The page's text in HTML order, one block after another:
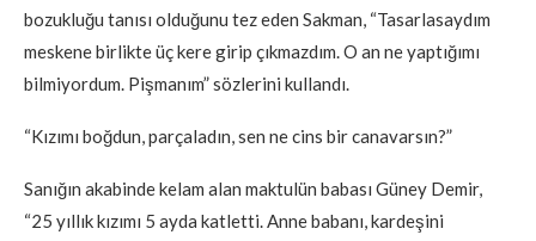
bozukluğu tanısı olduğunu tez eden Sakman, “Tasarlasaydım
meskene birlikte üç kere girip çıkmazdım. O an ne yaptığımı
bilmiyordum. Pişmanım” sözlerini kullandı.
“Kızımı boğdun, parçaladın, sen ne cins bir canavarsın?”
Sanığın akabinde kelam alan maktulün babası Güney Demir,
“25 yıllık kızımı 5 ayda katletti. Anne babanı, kardeşini